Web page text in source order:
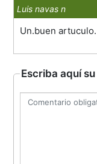
Luis navas n
Un.buen artuculo.
Escriba aquí